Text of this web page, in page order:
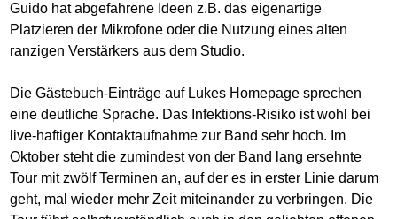
Guido hat abgefahrene Ideen z.B. das eigenartige
Platzieren der Mikrofone oder die Nutzung eines alten
ranzigen Verstärkers aus dem Studio.
Die Gästebuch-Einträge auf Lukes Homepage sprechen
eine deutliche Sprache. Das Infektions-Risiko ist wohl bei
live-haftiger Kontaktaufnahme zur Band sehr hoch. Im
Oktober steht die zumindest von der Band lang ersehnte
Tour mit zwölf Terminen an, auf der es in erster Linie darum
geht, mal wieder mehr Zeit miteinander zu verbringen. Die